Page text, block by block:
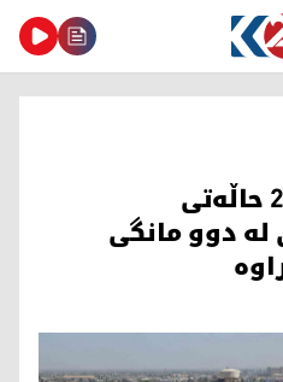
عێراق.. نزیكه‌ی 200 حاڵه‌تی
له‌ دوو مانگی